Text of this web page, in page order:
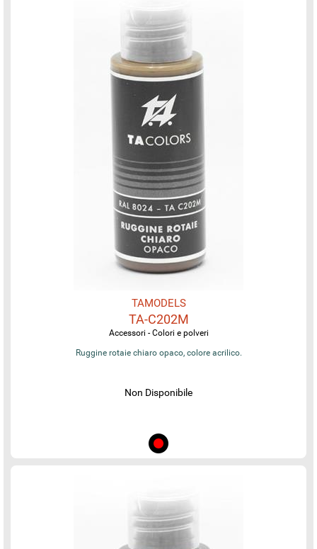
TAMODELS
TA-C202M
Accessori - Colori e polveri
Ruggine rotaie chiaro opaco, colore acrilico.
Non Disponibile